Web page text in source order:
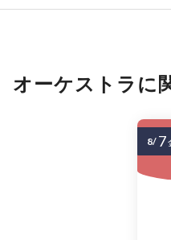
オーケストラに
8/ 7